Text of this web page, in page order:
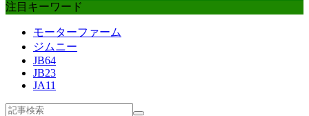
注目キーワード
モーターファーム
ジムニー
JB64
JB23
JA11